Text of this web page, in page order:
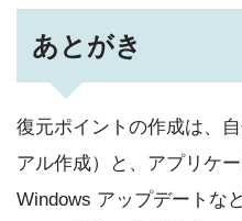
あとがき
復元ポイントの作成は、
アル作成）と、アプリケ
Windows アップデートな